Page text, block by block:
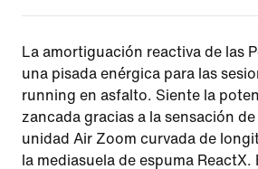
La amortiguación reactiva de las
una pisada enérgica para las
running en asfalto. Siente la
zancada gracias a la sensación
unidad Air Zoom curvada de
la mediasuela de espuma